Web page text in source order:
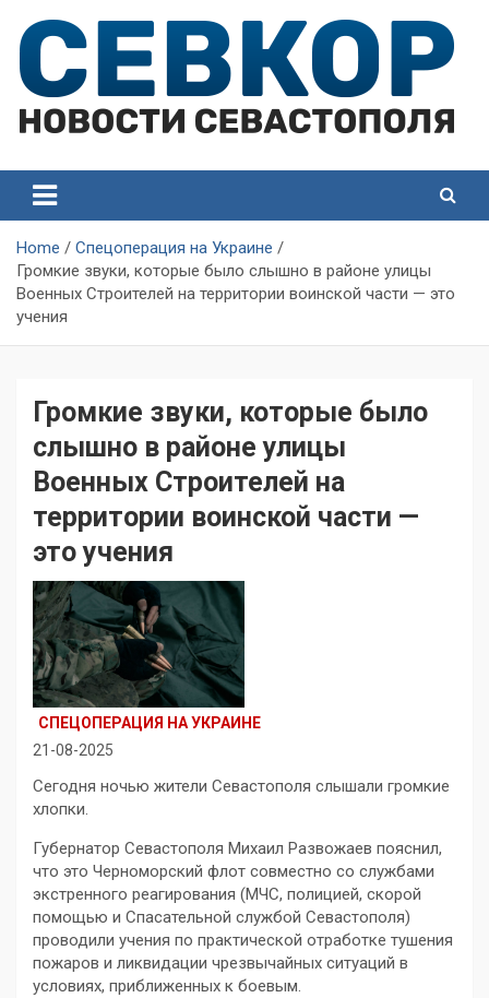
content
Севастополя
Севастополя
Home
Спецоперация на Украине
Громкие звуки, которые было слышно в районе улицы
Военных Строителей на территории воинской части — это
учения
Громкие звуки, которые было
слышно в районе улицы
Военных Строителей на
территории воинской части —
это учения
СПЕЦОПЕРАЦИЯ НА УКРАИНЕ
21-08-2025
Сегодня ночью жители Севастополя слышали громкие
хлопки.
Губернатор Севастополя Михаил Развожаев пояснил,
что это Черноморский флот совместно со службами
экстренного реагирования (МЧС, полицией, скорой
помощью и Спасательной службой Севастополя)
проводили учения по практической отработке тушения
пожаров и ликвидации чрезвычайных ситуаций в
условиях, приближенных к боевым.